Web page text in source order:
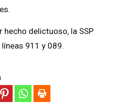
hecho delictuoso, la SSP
911 y 089.